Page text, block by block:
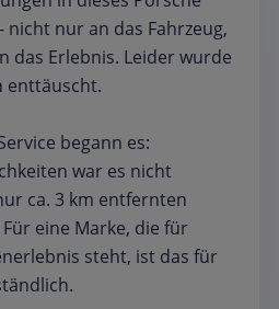
nicht nur an das Fahrzeug,
das Erlebnis. Leider wurde
enttäuscht.
begann es:
war es nicht
ca. 3 km entfernten
eine Marke, die für
steht, ist das für